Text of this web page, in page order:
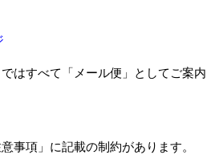
はすべて「メール便」としてご案内
事項」に記載の制約があります。